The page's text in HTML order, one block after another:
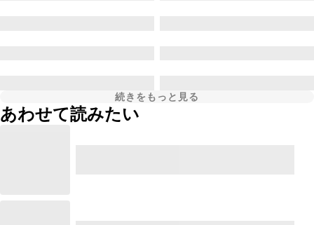
続きをもっと見る
あわせて読みたい